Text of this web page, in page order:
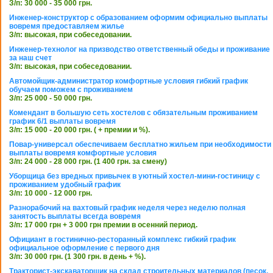
З/п: 30 000 - 35 000 грн.
Инженер-конструктор с образованием оформим официально выплаты
вовремя предоставляем жилье
З/п: высокая, при собеседовании.
Инженер-технолог на призводство ответственный обеды и проживание
за наш счет
З/п: высокая, при собеседовании.
Автомойщик-администратор комфортные условия гибкий график
обучаем поможем с проживанием
З/п: 25 000 - 50 000 грн.
Комендант в большую сеть хостелов с обязательным проживанием
график 6/1 выплаты вовремя
З/п: 15 000 - 20 000 грн. ( + премии и %).
Повар-универсал обеспечиваем бесплатно жильем при необходимости
выплаты вовремя комфортные условия
З/п: 24 000 - 28 000 грн. (1 400 грн. за смену)
Уборщица без вредных привычек в уютный хостел-мини-гостиницу с
проживанием удобный график
З/п: 10 000 - 12 000 грн.
Разнорабочий на вахтовый график неделя через неделю полная
занятость выплаты всегда вовремя
З/п: 17 000 грн + 3 000 грн премии в осенний период.
Официант в гостинично-ресторанный комплекс гибкий график
официальное оформление с первого дня
З/п: 30 000 грн. (1 300 грн. в день + %).